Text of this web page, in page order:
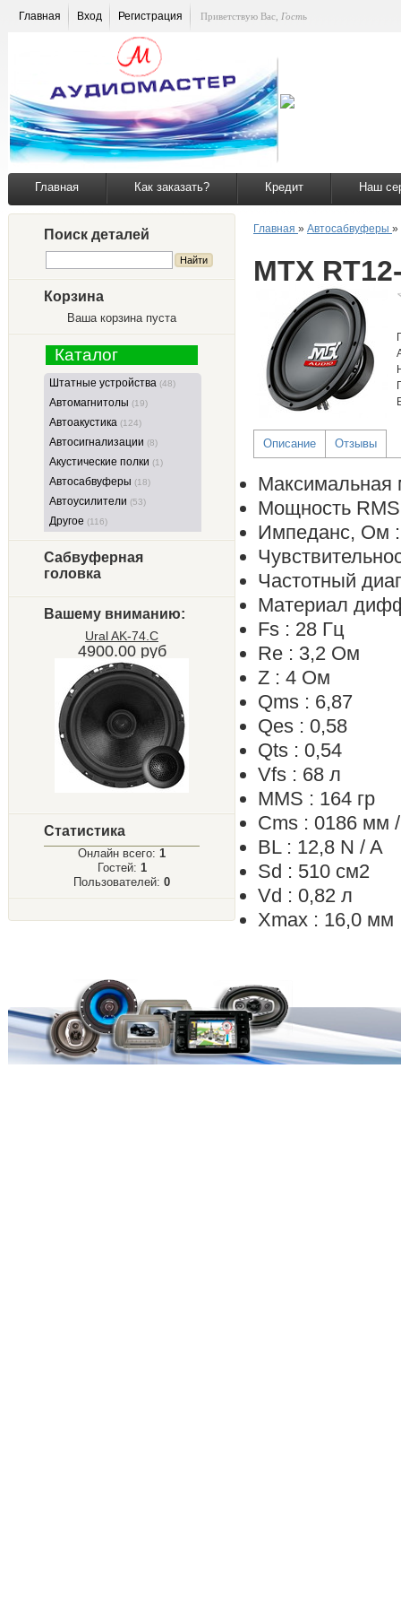
Главная Вход Регистрация Приветствую Вас Гость
Главная Как заказать? Кредит Наш
Поиск деталей
Корзина
Ваша корзина пуста
Каталог
Штатные устройства (48)
Автомагнитолы (19)
Автоакустика (124)
Автосигнализации (8)
Акустические полки (1)
Автосабвуферы (18)
Автоусилители (53)
Другое (116)
Сабвуферная
головка
Вашему вниманию:
Ural AK-74.C
4900.00 руб
Статистика
Онлайн всего: 1
Гостей: 1
Пользователей: 0
Главная » Автосабвуферы »
MTX
Описание Отзывы
Максимальная
Мощность
Импеданс, Ом
Частотный
Материал
Fs : 28 Гц
Re : 3,2 Ом
Z : 4 Ом
Qms : 6,87
Qes : 0,58
Qts : 0,54
Vfs : 68 л
MMS : 164 гр
Cms : 0186 мм
BL : 12,8 N / A
Sd : 510 см2
Vd : 0,82 л
Xmax : 16,0 мм